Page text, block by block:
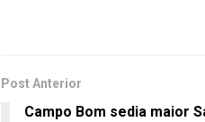
Post Anterior
Campo Bom sedia maior